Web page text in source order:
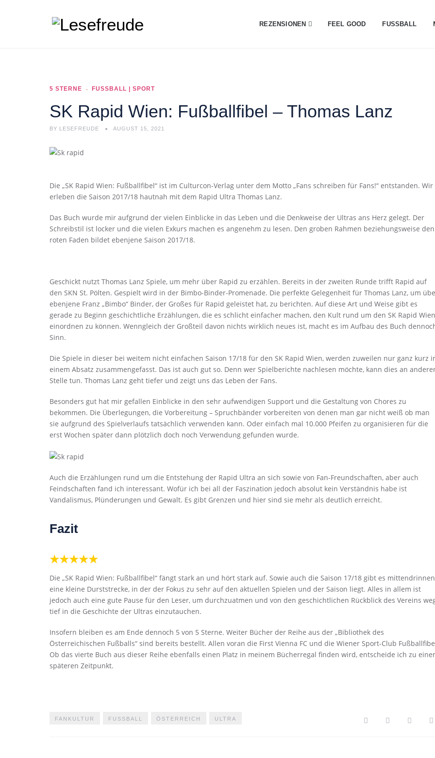
REZENSIONEN FEEL GOOD FUSSBALL
5 STERNE FUSSBALL | SPORT
SK Rapid Wien: Fußballfibel – Thomas Lanz
BY LESEFREUDE AUGUST 15, 2021
Die „SK Rapid Wien: Fußballfibel“ ist im Culturcon-Verlag unter dem Motto „Fans schreiben für Fans!“ entstanden. Wir
erleben die Saison 2017/18 hautnah mit dem Rapid Ultra Thomas Lanz.
Das Buch wurde mir aufgrund der vielen Einblicke in das Leben und die Denkweise der Ultras ans Herz gelegt. Der
Schreibstil ist locker und die vielen Exkurs machen es angenehm zu lesen. Den groben Rahmen beziehungsweise den
roten Faden bildet ebenjene Saison 2017/18.
Geschickt nutzt Thomas Lanz Spiele, um mehr über Rapid zu erzählen. Bereits in der zweiten Runde trifft Rapid auf
den SKN St. Pölten. Gespielt wird in der Bimbo-Binder-Promenade. Die perfekte Gelegenheit für Thomas Lanz, um
ebenjene Franz „Bimbo“ Binder, der Großes für Rapid geleistet hat, zu berichten. Auf diese Art und Weise gibt es
gerade zu Beginn geschichtliche Erzählungen, die es schlicht einfacher machen, den Kult rund um den SK Rapid Wien
einordnen zu können. Wenngleich der Großteil davon nichts wirklich neues ist, macht es im Aufbau des Buch
Sinn.
Die Spiele in dieser bei weitem nicht einfachen Saison 17/18 für den SK Rapid Wien, werden zuweilen nur ganz kurz
einem Absatz zusammengefasst. Das ist auch gut so. Denn wer Spielberichte nachlesen möchte, kann dies an
Stelle tun. Thomas Lanz geht tiefer und zeigt uns das Leben der Fans.
Besonders gut hat mir gefallen Einblicke in den sehr aufwendigen Support und die Gestaltung von Chores zu
bekommen. Die Überlegungen, die Vorbereitung – Spruchbänder vorbereiten von denen man gar nicht weiß ob man
sie aufgrund des Spielverlaufs tatsächlich verwenden kann. Oder einfach mal 10.000 Pfeifen zu organisieren für die
erst Wochen später dann plötzlich doch noch Verwendung gefunden wurde.
Auch die Erzählungen rund um die Entstehung der Rapid Ultra an sich sowie von Fan-Freundschaften, aber auch
Feindschaften fand ich interessant. Wofür ich bei all der Faszination jedoch absolut kein Verständnis habe ist
Vandalismus, Plünderungen und Gewalt. Es gibt Grenzen und hier sind sie mehr als deutlich erreicht.
Fazit
★★★★★
Die „SK Rapid Wien: Fußballfibel“ fängt stark an und hört stark auf. Sowie auch die Saison 17/18 gibt es mittendrinnen
eine kleine Durststrecke, in der der Fokus zu sehr auf den aktuellen Spielen und der Saison liegt. Alles in allem ist
jedoch auch eine gute Pause für den Leser, um durchzuatmen und von den geschichtlichen Rückblick des Vereins
tief in die Geschichte der Ultras einzutauchen.
Insofern bleiben es am Ende dennoch 5 von 5 Sterne. Weiter Bücher der Reihe aus der „Bibliothek des
Österreichischen Fußballs“ sind bereits bestellt. Allen voran die First Vienna FC und die Wiener Sport-Club
Ob das vierte Buch aus dieser Reihe ebenfalls einen Platz in meinem Bücherregal finden wird, entscheide ich zu
späteren Zeitpunkt.
FANKULTUR FUSSBALL ÖSTERREICH ULTRA